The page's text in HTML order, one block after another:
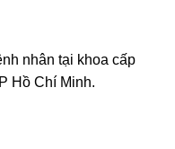
nhân tại khoa cấp
Hồ Chí Minh.